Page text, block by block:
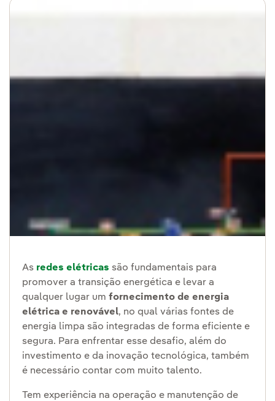
As redes elétricas são fundamentais para
promover a transição energética e levar a
qualquer lugar um fornecimento de energia
elétrica e renovável, no qual várias fontes de
energia limpa são integradas de forma eficiente e
segura. Para enfrentar esse desafio, além do
investimento e da inovação tecnológica, também
é necessário contar com muito talento.
Tem experiência na operação e manutenção de